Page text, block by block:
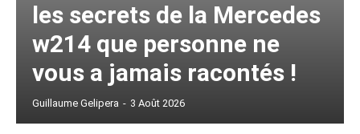
les secrets de la Mercedes
w214 que personne ne
vous a jamais racontés !
Guillaume Gelipera - 3 Août 2026